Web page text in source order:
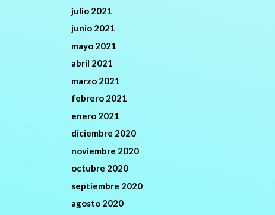
julio 2021
junio 2021
mayo 2021
abril 2021
marzo 2021
febrero 2021
enero 2021
diciembre 2020
noviembre 2020
octubre 2020
septiembre 2020
agosto 2020